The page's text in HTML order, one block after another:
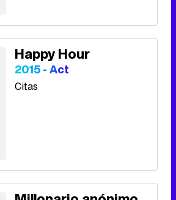
Happy Hour
2015 - Act
Citas